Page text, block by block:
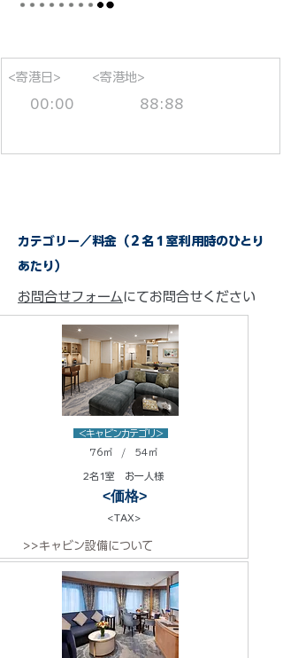
<寄港日>
00:00
<寄港地>
88:88
カテゴリー／料金（２名１室利用時のひとり
あたり）
お問合せフォームにてお問合せください
<キャビンカテゴリ>
76㎡ / 54㎡
2名1室 お一人様
<価格>
<TAX>
>>キャビン設備について